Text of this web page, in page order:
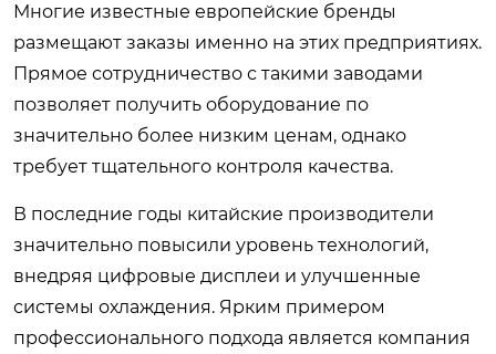
Многие известные европейские бренды
размещают заказы именно на этих предприятиях.
Прямое сотрудничество с такими заводами
позволяет получить оборудование по
значительно более низким ценам, однако
требует тщательного контроля качества.
В последние годы китайские производители
значительно повысили уровень технологий,
внедряя цифровые дисплеи и улучшенные
системы охлаждения. Ярким примером
профессионального подхода является компания